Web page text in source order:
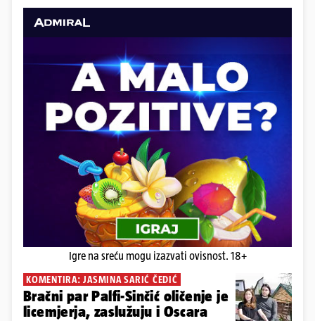
Igre na sreću mogu izazvati ovisnost. 18+
KOMENTIRA: JASMINA SARIĆ ČEDIĆ
Bračni par Palfi-Sinčić oličenje je
licemjerja, zaslužuju i Oscara